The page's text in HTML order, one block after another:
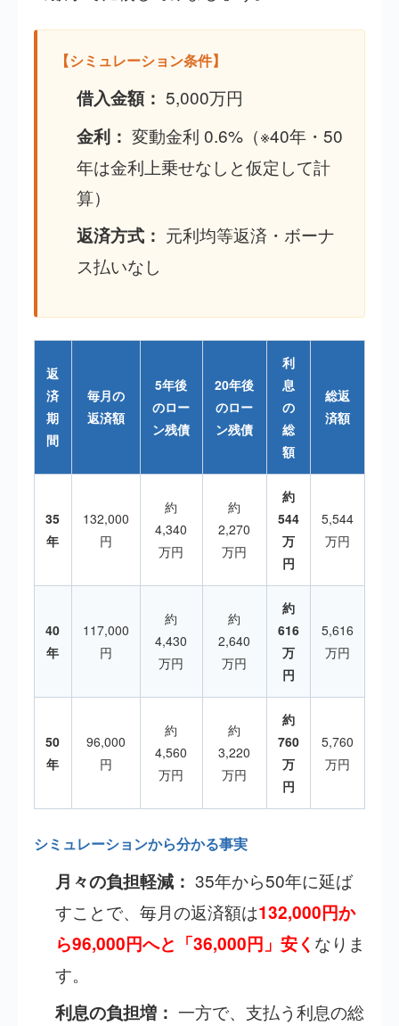
【シミュレーション条件】
借入金額： 5,000万円
金利： 変動金利 0.6%（※40年・50
年は金利上乗せなしと仮定して計
算）
返済方式： 元利均等返済・ボーナ
ス払いなし
返
済
期
間
毎月の
返済額
5年後
のロー
ン残債
20年後
のロー
ン残債
利
息
の
総
額
総返
済額
35
年
132,000
円
約
4,340
万円
約
2,270
万円
約
544
万
円
5,544
万円
40
年
117,000
円
約
4,430
万円
約
2,640
万円
約
616
万
円
5,616
万円
50
年
96,000
円
約
4,560
万円
約
3,220
万円
約
760
万
円
5,760
万円
シミュレーションから分かる事実
月々の負担軽減： 35年から50年に延ば
すことで、毎月の返済額は132,000円か
ら96,000円へと「36,000円」安く なりま
す。
利息の負担増： 一方で、支払う利息の総